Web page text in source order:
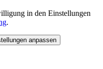
in den Einstellungen
.
anpassen